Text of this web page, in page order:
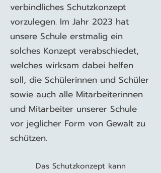
verbindliches Schutzkonzept
vorzulegen. Im Jahr 2023 hat
unsere Schule erstmalig ein
solches Konzept verabschiedet,
welches wirksam dabei helfen
soll, die Schülerinnen und Schüler
sowie auch alle Mitarbeiterinnen
und Mitarbeiter unserer Schule
vor jeglicher Form von Gewalt zu
schützen.
Das Schutzkonzept kann